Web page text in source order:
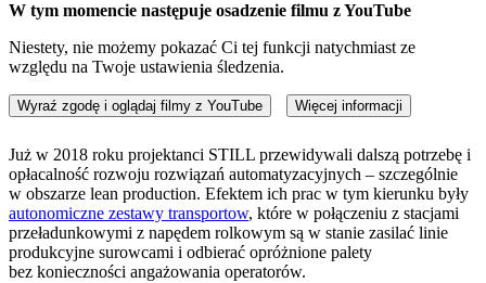
W tym momencie następuje osadzenie filmu z YouTube
Niestety, nie możemy pokazać Ci tej funkcji natychmiast ze
względu na Twoje ustawienia śledzenia.
Wyraź zgodę i oglądaj filmy z YouTube Więcej informacji
Już w 2018 roku projektanci STILL przewidywali dalszą potrzebę i
opłacalność rozwoju rozwiązań automatyzacyjnych – szczególnie
w obszarze lean production. Efektem ich prac w tym kierunku były
autonomiczne zestawy transportow, które w połączeniu z stacjami
przeładunkowymi z napędem rolkowym są w stanie zasilać linie
produkcyjne surowcami i odbierać opróżnione palety
bez konieczności angażowania operatorów.